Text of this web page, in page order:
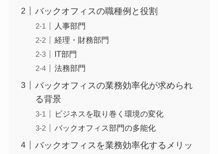
バックオフィスの職種例と役割
人事部門
経理・財務部門
IT部門
法務部門
バックオフィスの業務効率化が求められ
る背景
ビジネスを取り巻く環境の変化
バックオフィス部門の多能化
バックオフィスを業務効率化するメリッ